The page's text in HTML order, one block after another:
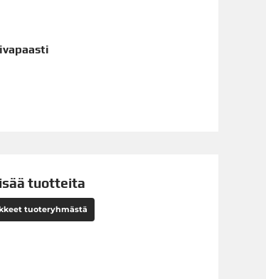
tuotteita
tuoteryhmästä